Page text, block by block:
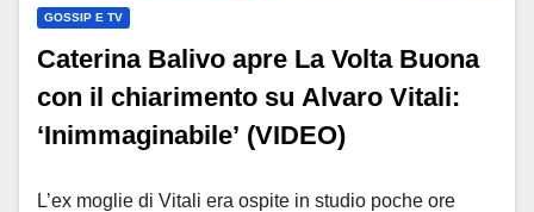
GOSSIP E TV
Caterina Balivo apre La Volta Buona
con il chiarimento su Alvaro Vitali:
‘Inimmaginabile’ (VIDEO)
L’ex moglie di Vitali era ospite in studio poche ore